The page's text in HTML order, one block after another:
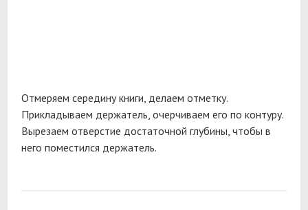
Отмеряем середину книги, делаем отметку.
Прикладываем держатель, очерчиваем его по контуру.
Вырезаем отверстие достаточной глубины, чтобы в
него поместился держатель.